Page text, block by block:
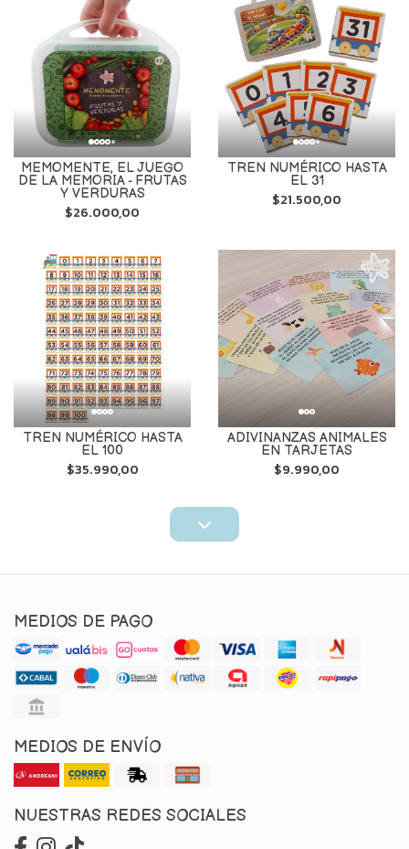
MEMOMENTE, EL JUEGO
DE LA MEMORIA - FRUTAS
Y VERDURAS
$26.000,00
TREN NUMÉRICO HASTA
EL 31
$21.500,00
TREN NUMÉRICO HASTA
EL 100
$35.990,00
ADIVINANZAS ANIMALES
EN TARJETAS
$9.990,00
MEDIOS DE PAGO
MEDIOS DE ENVÍO
NUESTRAS REDES SOCIALES